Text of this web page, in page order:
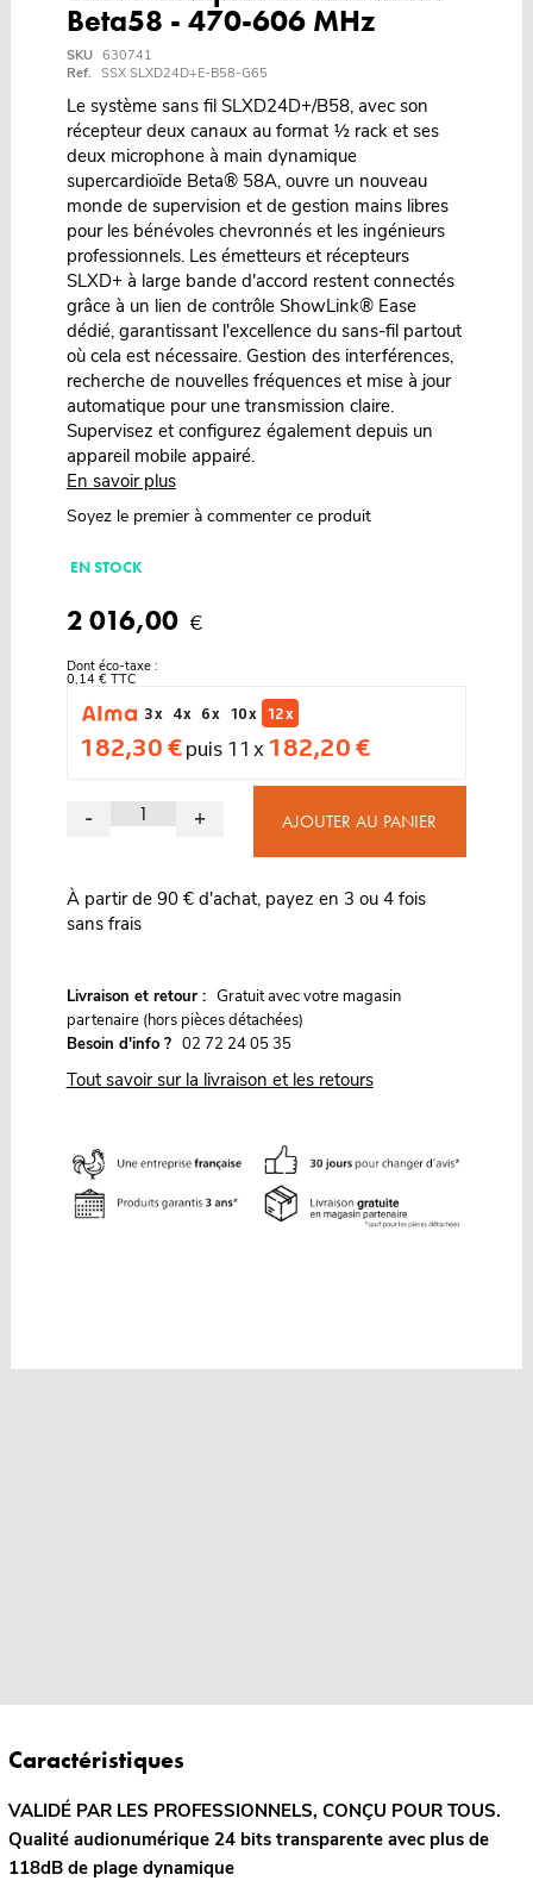
Beta58 - 470-606 MHz
SKU 630741
Ref. SSX SLXD24D+E-B58-G65
Le système sans fil SLXD24D+/B58, avec son
récepteur deux canaux au format ½ rack et ses
deux microphone à main dynamique
supercardioïde Beta® 58A, ouvre un nouveau
monde de supervision et de gestion mains libres
pour les bénévoles chevronnés et les ingénieurs
professionnels. Les émetteurs et récepteurs
SLXD+ à large bande d'accord restent connectés
grâce à un lien de contrôle ShowLink® Ease
dédié, garantissant l'excellence du sans-fil partout
où cela est nécessaire. Gestion des interférences,
recherche de nouvelles fréquences et mise à jour
automatique pour une transmission claire.
Supervisez et configurez également depuis un
appareil mobile appairé.
En savoir plus
Soyez le premier à commenter ce produit
EN STOCK
2 016,00 €
Dont éco-taxe :
0,14 € TTC
3 x
4 x 6 x 10 x 12 x
182,30 €puis 11 x 182,20 €
- + AJOUTER AU PANIER
À partir de 90 € d'achat, payez en 3 ou 4 fois
sans frais
Livraison et retour : Gratuit avec votre magasin
partenaire (hors pièces détachées)
Besoin d'info ? 02 72 24 05 35
Tout savoir sur la livraison et les retours
Caractéristiques
VALIDÉ PAR LES PROFESSIONNELS, CONÇU POUR TOUS.
Qualité audionumérique 24 bits transparente avec plus de
118dB de plage dynamique